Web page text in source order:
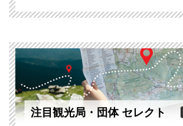
注目観光局・団体 セレクト